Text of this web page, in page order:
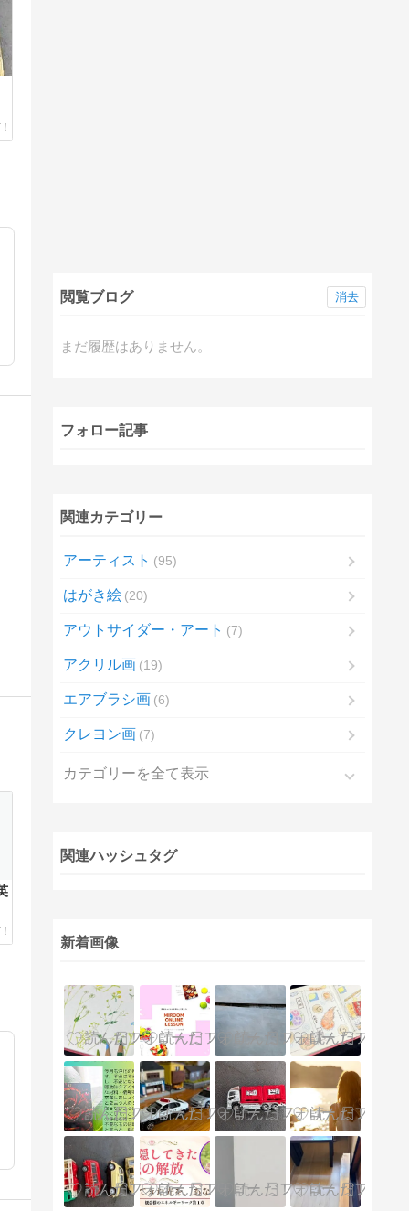
閲覧ブログ
まだ履歴はありません。
消去
フォロー記事
関連カテゴリー
アーティスト 95
はがき絵 20
アウトサイダー・アート 7
アクリル画 19
エアブラシ画 6
クレヨン画 7
カテゴリーを全て表示
関連ハッシュタグ
新着画像